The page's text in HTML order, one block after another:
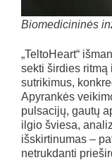
Biomedicininės
„TeltoHeart“
sekti širdies ritmą
sutrikimus,
Apyrankės
pulsacijų, gautų
ilgio šviesa,
išskirtinumas –
netrukdanti